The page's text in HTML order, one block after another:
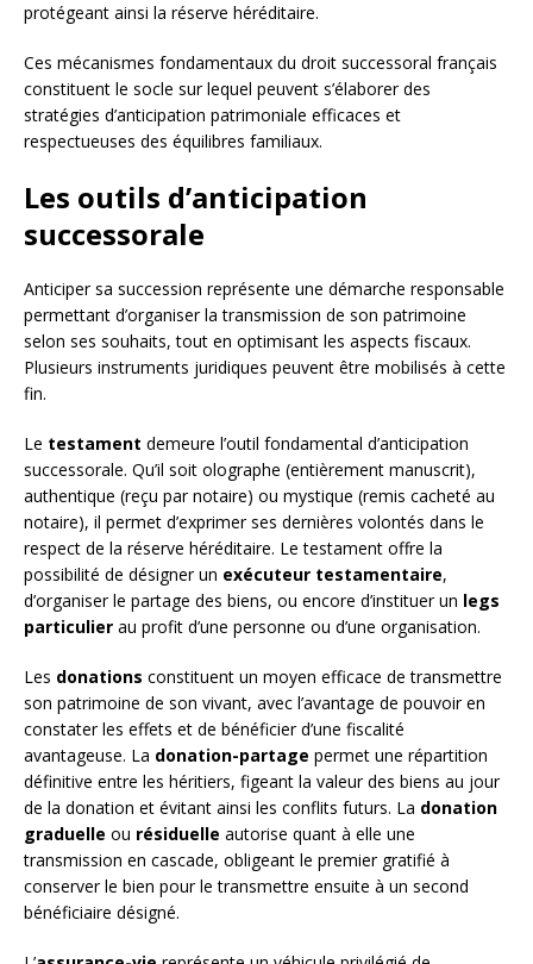
protégeant ainsi la réserve héréditaire.
Ces mécanismes fondamentaux du droit successoral français
constituent le socle sur lequel peuvent s’élaborer des
stratégies d’anticipation patrimoniale efficaces et
respectueuses des équilibres familiaux.
Les outils d’anticipation
successorale
Anticiper sa succession représente une démarche responsable
permettant d’organiser la transmission de son patrimoine
selon ses souhaits, tout en optimisant les aspects fiscaux.
Plusieurs instruments juridiques peuvent être mobilisés à cette
fin.
Le testament demeure l’outil fondamental d’anticipation
successorale. Qu’il soit olographe (entièrement manuscrit),
authentique (reçu par notaire) ou mystique (remis cacheté au
notaire), il permet d’exprimer ses dernières volontés dans le
respect de la réserve héréditaire. Le testament offre la
possibilité de désigner un exécuteur testamentaire,
d’organiser le partage des biens, ou encore d’instituer un legs
particulier au profit d’une personne ou d’une organisation.
Les donations constituent un moyen efficace de transmettre
son patrimoine de son vivant, avec l’avantage de pouvoir en
constater les effets et de bénéficier d’une fiscalité
avantageuse. La donation-partage permet une répartition
définitive entre les héritiers, figeant la valeur des biens au jour
de la donation et évitant ainsi les conflits futurs. La donation
graduelle ou résiduelle autorise quant à elle une
transmission en cascade, obligeant le premier gratifié à
conserver le bien pour le transmettre ensuite à un second
bénéficiaire désigné.